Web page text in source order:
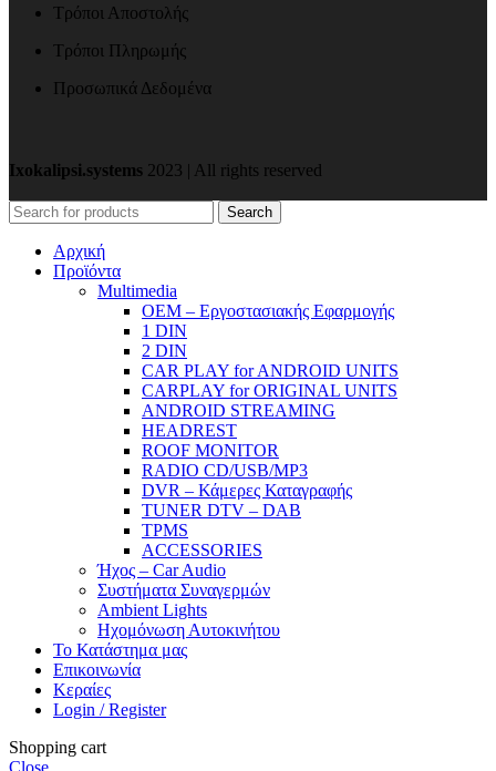
Τρόποι Αποστολής
Τρόποι Πληρωμής
Προσωπικά Δεδομένα
Ixokalipsi.systems 2023 | All rights reserved
Search
Αρχική
Προϊόντα
Μultimedia
OEM – Εργοστασιακής Εφαρμογής
1 DIN
2 DIN
CAR PLAY for ANDROID UNITS
CARPLAY for ORIGINAL UNITS
ANDROID STREAMING
HEADREST
ROOF MONITOR
RADIO CD/USB/MP3
DVR – Κάμερες Καταγραφής
TUNER DTV – DAB
TPMS
ACCESSORIES
Ήχος – Car Audio
Συστήματα Συναγερμών
Ambient Lights
Hχομόνωση Αυτοκινήτου
Το Κατάστημα μας
Επικοινωνία
Κεραίες
Login / Register
Shopping cart